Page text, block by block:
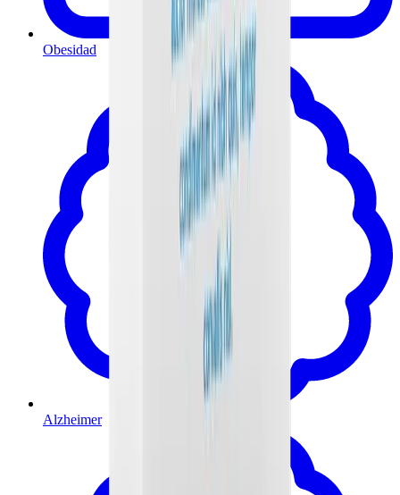
Obesidad
Alzheimer